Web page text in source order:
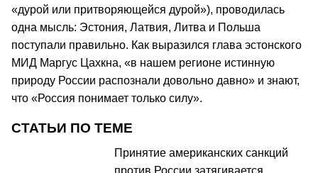
«дурой или притворяющейся дурой»), проводилась
одна мысль: Эстония, Латвия, Литва и Польша
поступали правильно. Как выразился глава эстонского
МИД Маргус Цахкна, «в нашем регионе истинную
природу России распознали довольно давно» и знают,
что «Россия понимает только силу».
СТАТЬИ ПО ТЕМЕ
Принятие американских санкций